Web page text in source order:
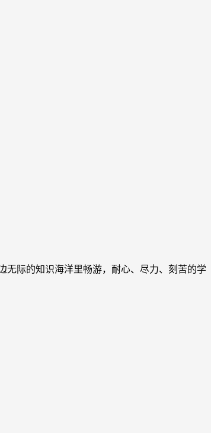
无际的知识海洋里畅游，耐心、尽力、刻苦的学